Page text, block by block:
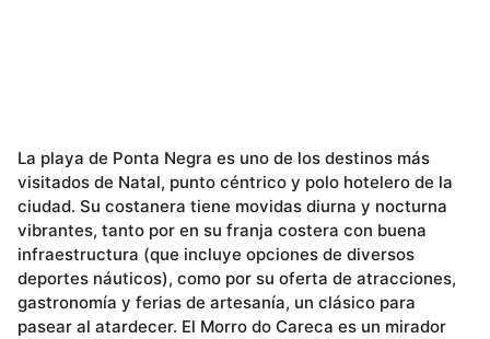
La playa de Ponta Negra es uno de los destinos más
visitados de Natal, punto céntrico y polo hotelero de la
ciudad. Su costanera tiene movidas diurna y nocturna
vibrantes, tanto por en su franja costera con buena
infraestructura (que incluye opciones de diversos
deportes náuticos), como por su oferta de atracciones,
gastronomía y ferias de artesanía, un clásico para
pasear al atardecer. El Morro do Careca es un mirador